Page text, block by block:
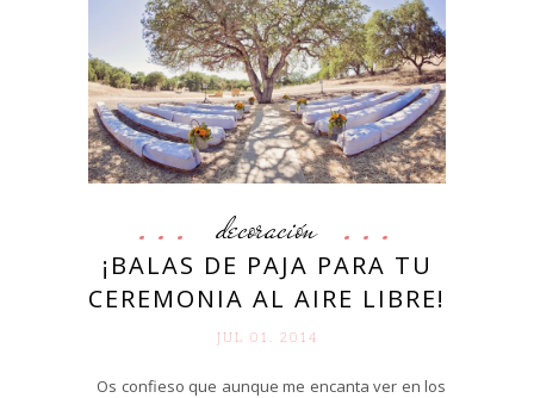
decoración
¡BALAS DE PAJA PARA TU
CEREMONIA AL AIRE LIBRE!
JUL 01. 2014
Os confieso que aunque me encanta ver en los